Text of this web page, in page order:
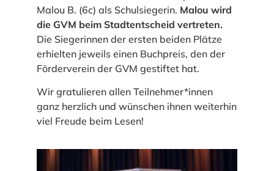
Malou B. (6c) als Schulsiegerin. Malou wird
die GVM beim Stadtentscheid vertreten.
Die Siegerinnen der ersten beiden Plätze
erhielten jeweils einen Buchpreis, den der
Förderverein der GVM gestiftet hat.
Wir gratulieren allen Teilnehmer*innen
ganz herzlich und wünschen ihnen weiterhin
viel Freude beim Lesen!